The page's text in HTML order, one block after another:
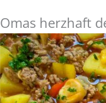
Omas herzhaft